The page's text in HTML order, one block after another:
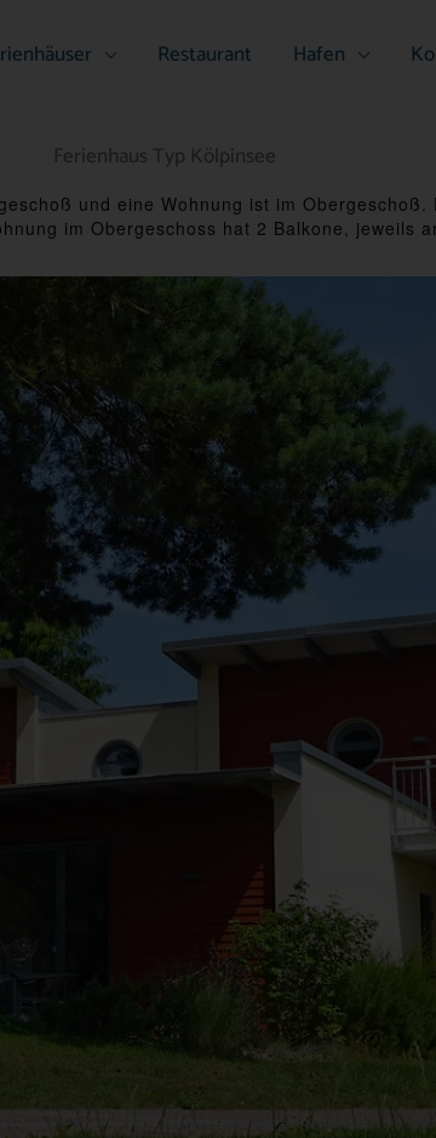
Restaurant Hafen
Ferienhaus Typ Kölpinsee
und eine Wohnung ist im
im Obergeschoss hat 2 Balkone, jeweils